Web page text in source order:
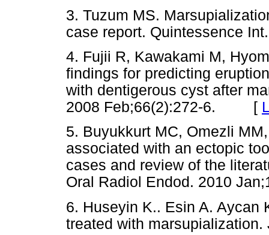
3. Tuzum MS.
case report. Quintessence
4. Fujii R, Kawakami M,
findings for predicting
with dentigerous cyst after
2008 Feb;66(2):272-6. [
5. Buyukkurt MC, Omezli
associated with an ectopic
cases and review of the
Oral Radiol Endod. 2010
6. Huseyin K.. Esin A. Aycan
treated with